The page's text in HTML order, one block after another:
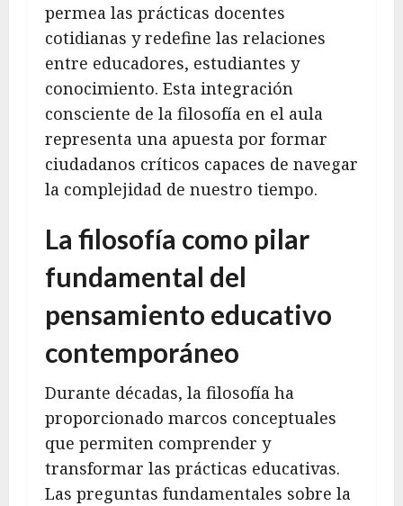
permea las prácticas docentes
cotidianas y redefine las relaciones
entre educadores, estudiantes y
conocimiento. Esta integración
consciente de la filosofía en el aula
representa una apuesta por formar
ciudadanos críticos capaces de navegar
la complejidad de nuestro tiempo.
La filosofía como pilar
fundamental del
pensamiento educativo
contemporáneo
Durante décadas, la filosofía ha
proporcionado marcos conceptuales
que permiten comprender y
transformar las prácticas educativas.
Las preguntas fundamentales sobre la